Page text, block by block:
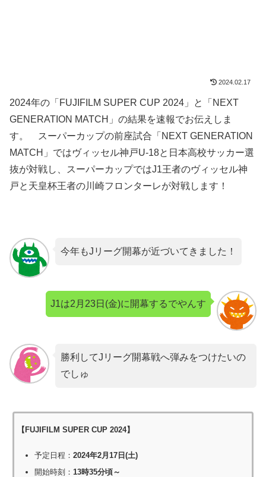
2024.02.17
2024年の「FUJIFILM SUPER CUP 2024」と「NEXT
GENERATION MATCH」の結果を速報でお伝えしま
す。 スーパーカップの前座試合「NEXT GENERATION
MATCH」ではヴィッセル神戸U-18と日本高校サッカー選
抜が対戦し、スーパーカップではJ1王者のヴィッセル神
戸と天皇杯王者の川崎フロンターレが対戦します！
今年もJリーグ開幕が近づいてきました！
J1は2月23日(金)に開幕するでやんす
勝利してJリーグ開幕戦へ弾みをつけたいの
でしゅ
【FUJIFILM SUPER CUP 2024】
予定日程： 2024年2月17日(土)
開始時刻： 13時35分頃～